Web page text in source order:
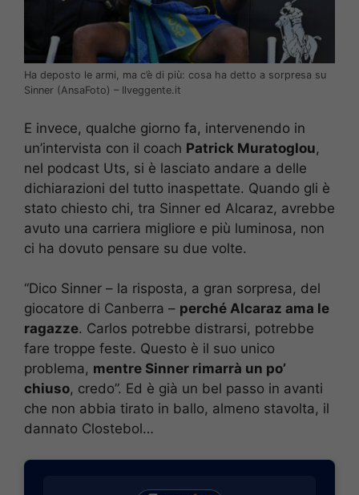
Ha deposto le armi, ma c’è di più: cosa ha detto a sorpresa su
Sinner (AnsaFoto) – Ilveggente.it
E invece, qualche giorno fa, intervenendo in
un’intervista con il coach Patrick Muratoglou,
nel podcast Uts, si è lasciato andare a delle
dichiarazioni del tutto inaspettate. Quando gli è
stato chiesto chi, tra Sinner ed Alcaraz, avrebbe
avuto una carriera migliore e più luminosa, non
ci ha dovuto pensare su due volte.
“Dico Sinner – la risposta, a gran sorpresa, del
giocatore di Canberra – perché Alcaraz ama le
ragazze. Carlos potrebbe distrarsi, potrebbe
fare troppe feste. Questo è il suo unico
problema, mentre Sinner rimarrà un po’
chiuso, credo”. Ed è già un bel passo in avanti
che non abbia tirato in ballo, almeno stavolta, il
dannato Clostebol…